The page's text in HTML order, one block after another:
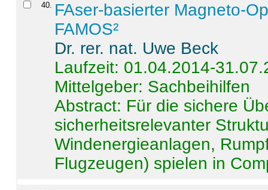
40. FAser-basierter Magneto-
FAMOS²
Dr. rer. nat. Uwe Beck
Laufzeit: 01.04.2014-
Mittelgeber: Sachbeihilfen
Abstract: Für die sichere
sicherheitsrelevanter
Windenergieanlagen,
Flugzeugen) spielen in